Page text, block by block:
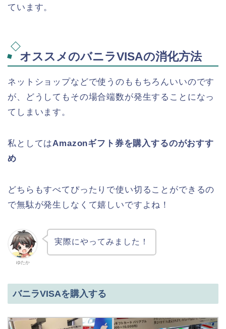
ています。
オススメのバニラVISAの消化方法
ネットショップなどで使うのももちろんいいのです
が、どうしてもその場合端数が発生することになっ
てしまいます。
私としてはAmazonギフト券を購入するのがおすす
め
どちらもすべてぴったりで使い切ることができるの
で無駄が発生しなくて嬉しいですよね！
ゆたか
実際にやってみました！
バニラVISAを購入する